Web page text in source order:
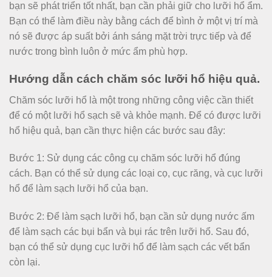
bạn sẽ phát triển tốt nhất, bạn cần phải giữ cho lưỡi hổ ẩm.
Bạn có thể làm điều này bằng cách để bình ở một vị trí mà
nó sẽ được áp suất bởi ánh sáng mặt trời trực tiếp và để
nước trong bình luôn ở mức ẩm phù hợp.
Hướng dẫn cách chăm sóc lưỡi hổ hiệu quả.
Chăm sóc lưỡi hổ là một trong những công việc cần thiết
để có một lưỡi hổ sạch sẽ và khỏe mạnh. Để có được lưỡi
hổ hiệu quả, bạn cần thực hiện các bước sau đây:
Bước 1: Sử dụng các công cụ chăm sóc lưỡi hổ đúng
cách. Bạn có thể sử dụng các loại cọ, cục răng, và cục lưỡi
hổ để làm sạch lưỡi hổ của bạn.
Bước 2: Để làm sạch lưỡi hổ, bạn cần sử dụng nước ấm
để làm sạch các bụi bẩn và bụi rác trên lưỡi hổ. Sau đó,
bạn có thể sử dụng cục lưỡi hổ để làm sạch các vết bẩn
còn lại.